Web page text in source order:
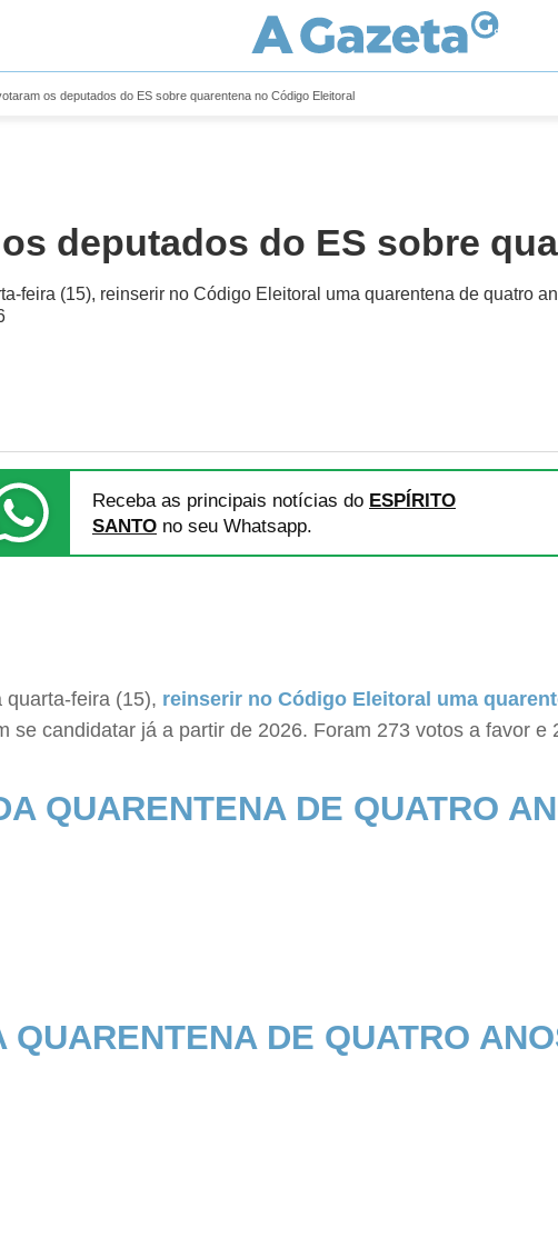
os deputados do ES sobre quarentena no Código Eleitoral
deputados do ES sobre
feira (15), reinserir no Código Eleitoral uma quarentena de quatro
Receba as principais notícias do ESPÍRITO
SANTO no seu Whatsapp.
quarta-feira (15), reinserir no Código Eleitoral uma
se candidatar já a partir de 2026. Foram 273 votos a favor e
QUARENTENA DE QUATRO
QUARENTENA DE QUATRO